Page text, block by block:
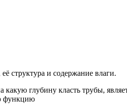
структура и содержание влаги.
глубину класть трубы,
функцию